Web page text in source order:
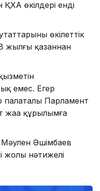
өкілдері енді
өкілеттік
жылғы қазаннан
емес. Егер
палаталы Парламент
жаңа құрылымға
Мәулен Әшімбаев
жолы нәтижелі